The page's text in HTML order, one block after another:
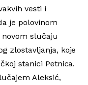
vesti i
je polovinom
slučaju
zlostavljanja, koje
stanici Petnica.
Aleksić,